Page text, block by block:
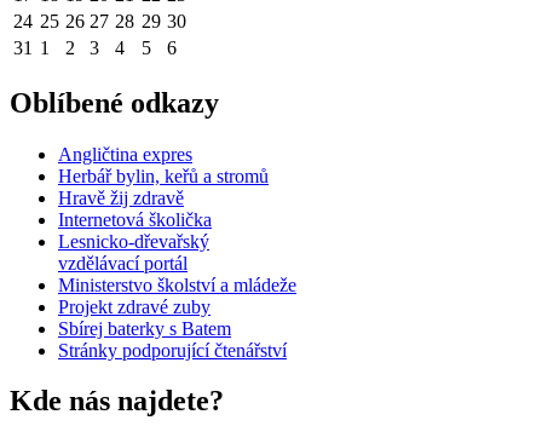
24 25 26 27 28 29 30
31 1 2 3 4 5 6
Oblíbené odkazy
Angličtina expres
Herbář bylin, keřů a stromů
Hravě žij zdravě
Internetová školička
Lesnicko-dřevařský
vzdělávací portál
Ministerstvo školství a mládeže
Projekt zdravé zuby
Sbírej baterky s Batem
Stránky podporující čtenářství
Kde nás najdete?